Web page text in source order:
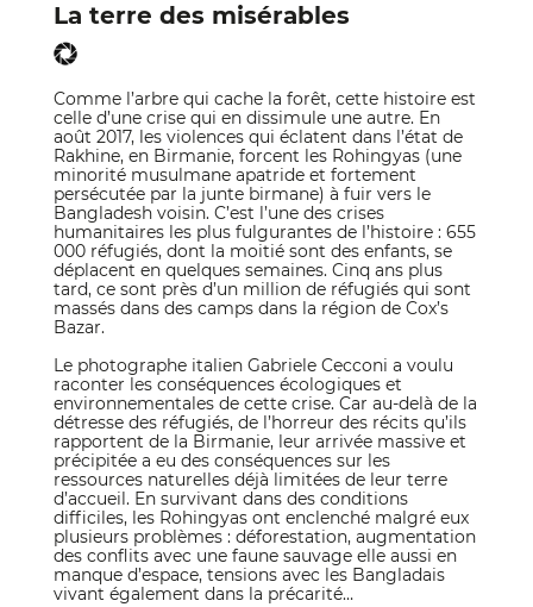
La terre des misérables
Comme l’arbre qui cache la forêt, cette histoire est
celle d’une crise qui en dissimule une autre. En
août 2017, les violences qui éclatent dans l’état de
Rakhine, en Birmanie, forcent les Rohingyas (une
minorité musulmane apatride et fortement
persécutée par la junte birmane) à fuir vers le
Bangladesh voisin. C’est l’une des crises
humanitaires les plus fulgurantes de l’histoire : 655
000 réfugiés, dont la moitié sont des enfants, se
déplacent en quelques semaines. Cinq ans plus
tard, ce sont près d’un million de réfugiés qui sont
massés dans des camps dans la région de Cox’s
Bazar.
Le photographe italien Gabriele Cecconi a voulu
raconter les conséquences écologiques et
environnementales de cette crise. Car au-delà de la
détresse des réfugiés, de l’horreur des récits qu’ils
rapportent de la Birmanie, leur arrivée massive et
précipitée a eu des conséquences sur les
ressources naturelles déjà limitées de leur terre
d’accueil. En survivant dans des conditions
difficiles, les Rohingyas ont enclenché malgré eux
plusieurs problèmes : déforestation, augmentation
des conflits avec une faune sauvage elle aussi en
manque d’espace, tensions avec les Bangladais
vivant également dans la précarité…